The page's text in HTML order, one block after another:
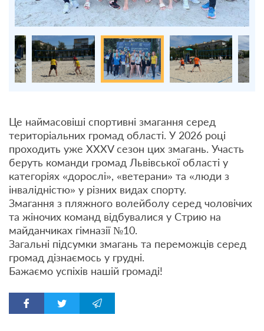
Це наймасовіші спортивні змагання серед
територіальних громад області. У 2026 році
проходить уже XXXV сезон цих змагань. Участь
беруть команди громад Львівської області у
категоріях «дорослі», «ветерани» та «люди з
інвалідністю» у різних видах спорту.
Змагання з пляжного волейболу серед чоловічих
та жіночих команд відбувалися у Стрию на
майданчиках гімназії №10.
Загальні підсумки змагань та переможців серед
громад дізнаємось у грудні.
Бажаємо успіхів нашій громаді!